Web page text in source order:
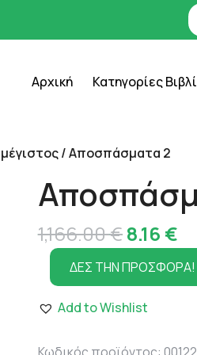
Αρχική Κατηγορίες
/ Αποσπάσματα 2
1,166.00€Original
price
was:
1,166.00
8.16 €Η
ΔΕΣ ΤΗΝ ΠΡΟΣΦΟΡΑ!
Add to Wishlist